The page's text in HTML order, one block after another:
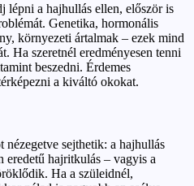
lépni a hajhullás ellen, először is
Genetika, hormonális
környezeti ártalmak – ezek mind
Ha szeretnél eredményesen tenni
beszedni. Érdemes
a kiváltó okokat.
nézegetve sejthetik: a hajhullás
eredetű hajritkulás – vagyis a
Ha a szüleidnél,